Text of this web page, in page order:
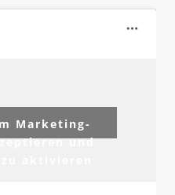
Marketing-
und